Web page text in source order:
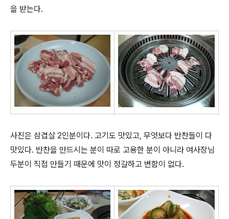
을 받는다.
사진은 삼겹살 2인분이다. 고기도 맛있고, 무엇보다 반찬들이 다
맛있다. 반찬을 만드시는 분이 따로 고용한 분이 아니라 여사장님
두분이 직접 만들기 때문에 맛이 정갈하고 변함이 없다.